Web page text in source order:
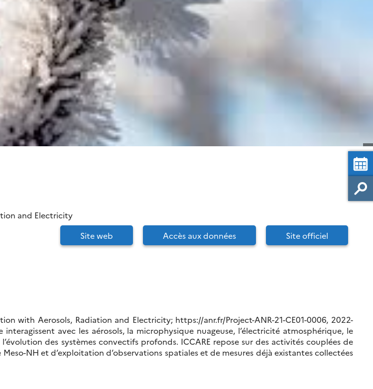
and Electricity
Site web
Accès aux données Site officiel
with Aerosols, Radiation and Electricity; https://anr.fr/Project-ANR-21-CE01-0006, 2022-
avec les aérosols, la microphysique nuageuse, l’électricité atmosphérique, le
des systèmes convectifs profonds. ICCARE repose sur des activités couplées de
NH et d’exploitation d’observations spatiales et de mesures déjà existantes collectées